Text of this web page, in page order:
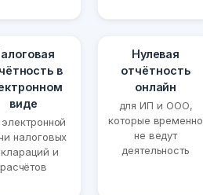
в
виде
налоговых
и
расчётов
Нулевая
отчётность
онлайн
для ИП и ООО,
которые временно
не ведут
деятельность